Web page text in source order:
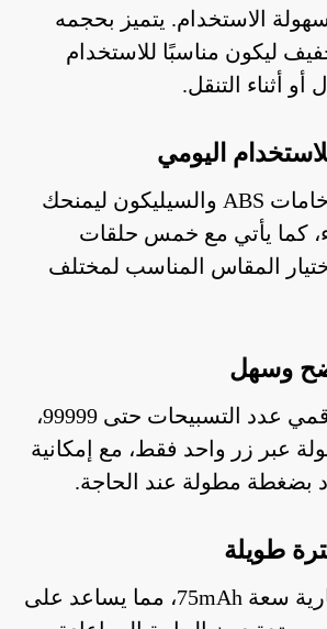
الاستخدام. يتميز بحجمه
ليكون مناسبًا للاستخدام
أثناء التنقل.
اليومي
صُمم الخاتم من خامات ABS والسيليكون ليمنحك
كما يأتي مع خمس حلقات
المقاس المناسب لمختلف
وسهل
يعرض العداد الرقمي عدد التسبيحات حتى 99999،
عبر زر واحد فقط، مع إمكانية
بضغطة مطولة عند الحاجة.
طويلة
يعمل الخاتم ببطارية سعة 75mAh، مما يساعد على